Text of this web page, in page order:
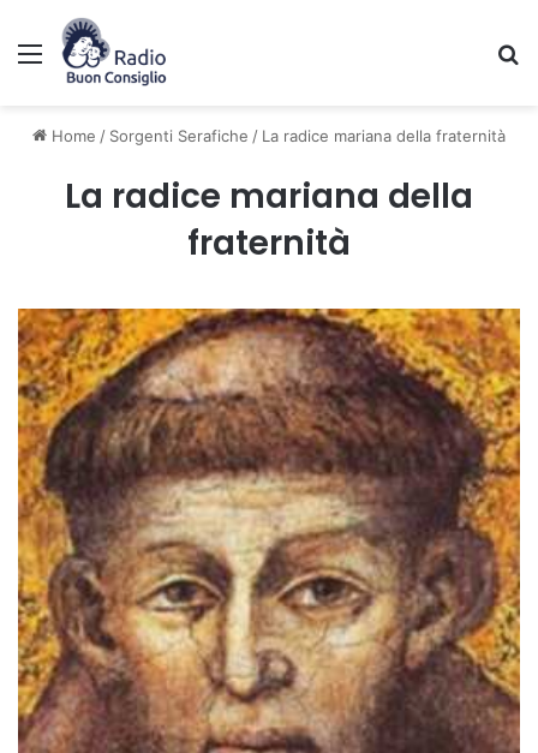
Menu
Home / Sorgenti Serafiche / La radice mariana della fraternità
La radice mariana della
fraternità